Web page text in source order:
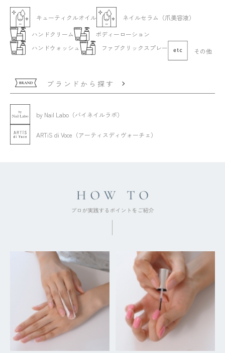
キューティクルオイル
ネイルセラム（爪美容液）
ハンドクリーム
ボディーローション
ハンドウォッシュ
ファブクリックスプレー その他
ブランドから探す
by Nail Labo（バイネイルラボ）
ARTiS di Voce（アーティスディヴォーチェ）